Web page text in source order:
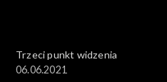
Trzeci punkt widzenia
06.06.2021